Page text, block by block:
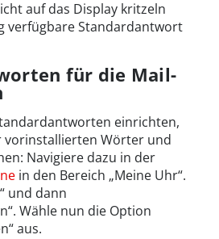
auf das Display kritzeln
verfügbare Standardantwort
für die Mail-
einrichten,
vorinstallierten Wörter und
Navigiere dazu in der
in den Bereich „Meine Uhr“.
und dann
Wähle nun die Option
aus.